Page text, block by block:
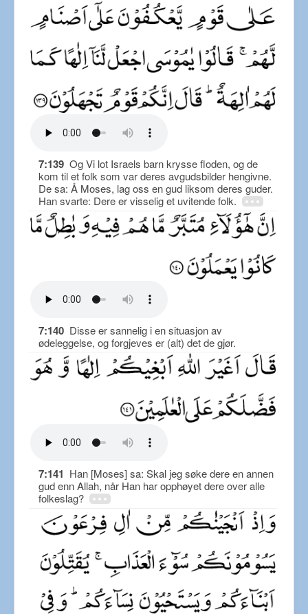
7:139 Og Vi lot Israels barn krysse floden, og de
kom til et folk som var deres avgudsbilder hengivne.
De sa: Å Moses, lag oss en gud liksom deres guder.
Han svarte: Dere er visselig et uvitende folk.
7:140 Disse er sannelig i en situasjon av
ødeleggelse, og forgjeves er (alt) det de gjør.
7:141 Han [Moses] sa: Skal jeg søke dere en annen
gud enn Allah, når Han har opphøyet dere over alle
folkeslag?